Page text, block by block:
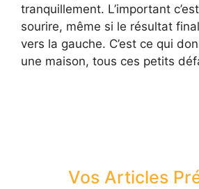
tranquillement. L’important
sourire, même si le résultat
vers la gauche. C’est ce qui
une maison, tous ces petits
Vos Articles